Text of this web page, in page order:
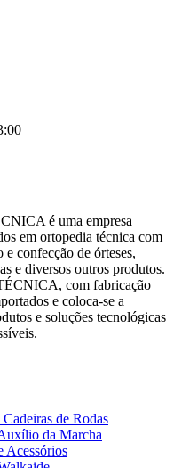
é uma empresa
em ortopedia técnica com
confecção de órteses,
e diversos outros produtos.
com fabricação
e coloca-se a
e soluções tecnológicas
de Rodas
da Marcha
Acessórios